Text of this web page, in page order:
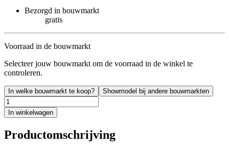
Bezorgd in bouwmarkt
gratis
Voorraad in de bouwmarkt
Selecteer jouw bouwmarkt om de voorraad in de winkel te
controleren.
In welke bouwmarkt te koop? Showmodel bij andere bouwmarkten
In winkelwagen
Productomschrijving